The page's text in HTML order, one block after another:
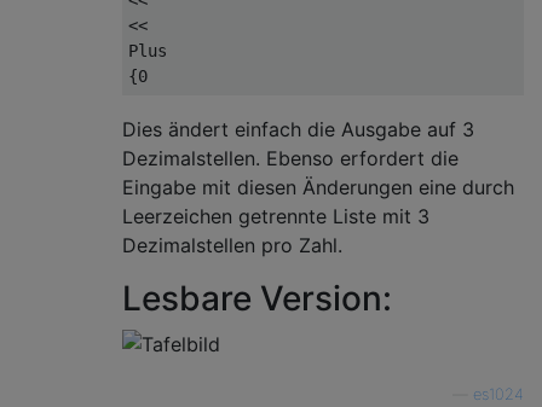
<<
Plus
Dies ändert einfach die Ausgabe auf 3
Dezimalstellen. Ebenso erfordert die
Eingabe mit diesen Änderungen eine durch
Leerzeichen getrennte Liste mit 3
Dezimalstellen pro Zahl.
Lesbare Version:
es1024